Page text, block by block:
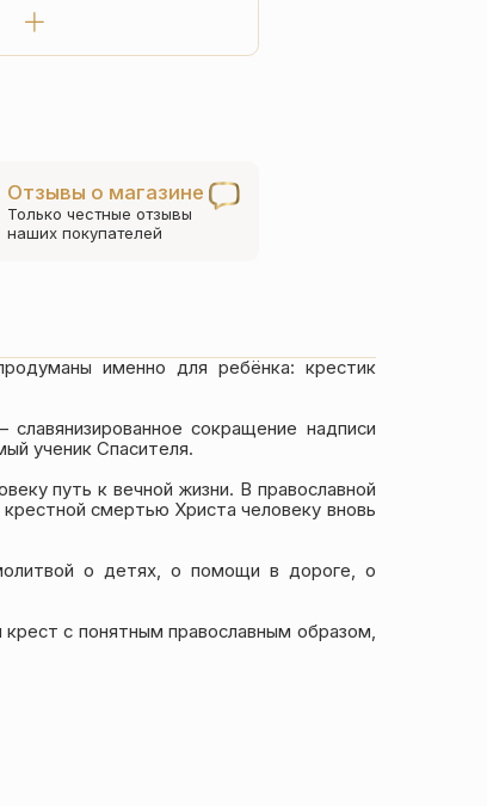
Отзывы о магазине
Только честные отзывы
наших покупателей
именно для ребёнка: крестик
сокращение надписи
ученик Спасителя.
путь к вечной жизни. В православной
смертью Христа человеку вновь
о детях, о помощи в дороге, о
с понятным православным образом,